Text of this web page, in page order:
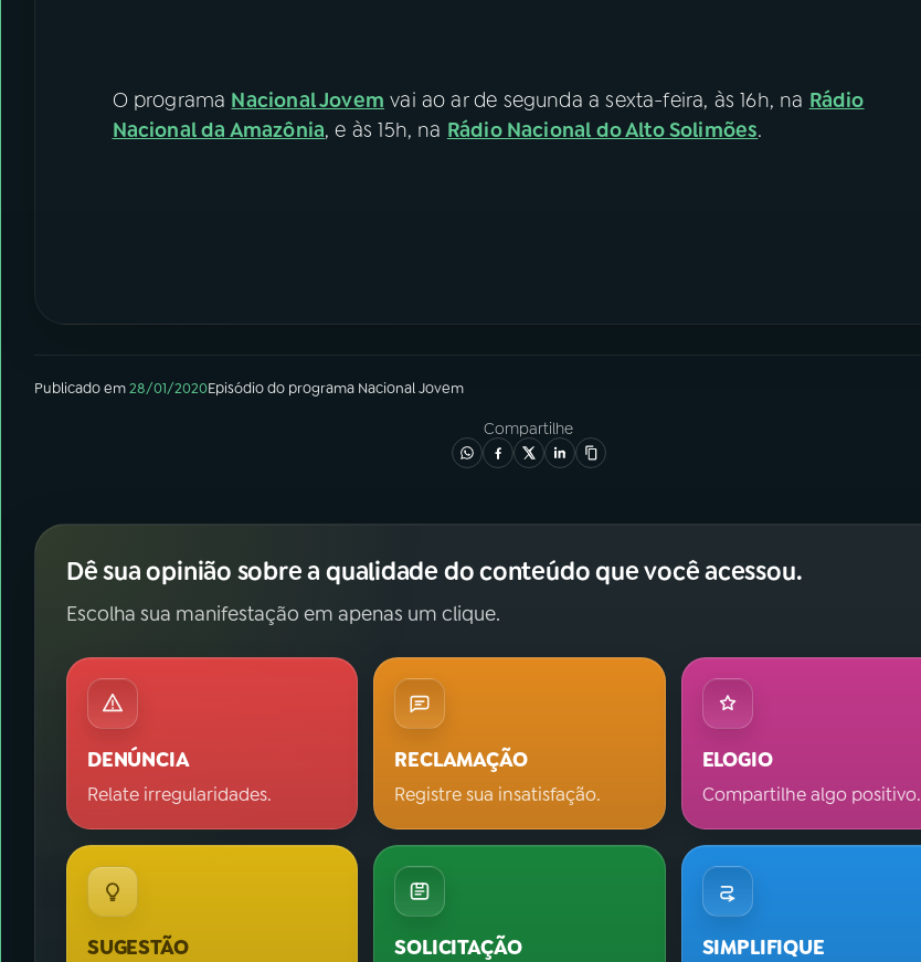
O programa Nacional Jovem vai ao ar de segunda a sexta-feira, às 16h, na Rádio
Nacional da Amazônia, e às 15h, na Rádio Nacional do Alto Solimões.
Publicado em28/01/2020Episódiodo programa Nacional Jovem
Compartilhe
Dê sua opinião sobre a qualidade do conteúdo que você acessou.
Escolha sua manifestação em apenas um clique.
DENÚNCIA
Relate irregularidades.
RECLAMAÇÃO
Registre sua insatisfação.
ELOGIO
Compartilhe algo positivo.
SUGESTÃO SOLICITAÇÃO SIMPLIFIQUE